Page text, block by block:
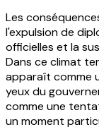
Les
l'expulsion de
officielles et la
Dans ce climat
apparaît comme
yeux du
comme une
un moment